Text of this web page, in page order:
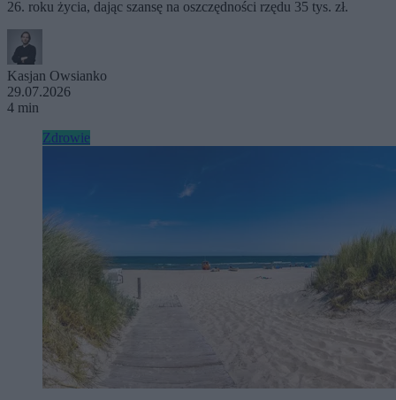
26. roku życia, dając szansę na oszczędności rzędu 35 tys. zł.
Kasjan Owsianko
29.07.2026
4 min
Zdrowie